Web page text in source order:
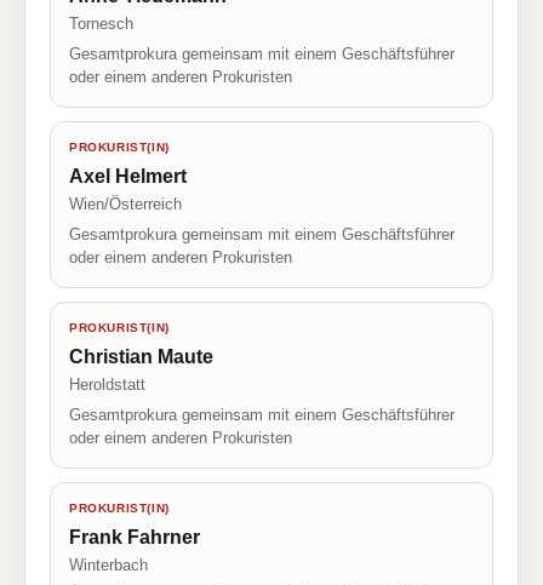
Tornesch
Gesamtprokura gemeinsam mit einem Geschäftsführer
oder einem anderen Prokuristen
PROKURIST(IN)
Axel Helmert
Wien/Österreich
Gesamtprokura gemeinsam mit einem Geschäftsführer
oder einem anderen Prokuristen
PROKURIST(IN)
Christian Maute
Heroldstatt
Gesamtprokura gemeinsam mit einem Geschäftsführer
oder einem anderen Prokuristen
PROKURIST(IN)
Frank Fahrner
Winterbach